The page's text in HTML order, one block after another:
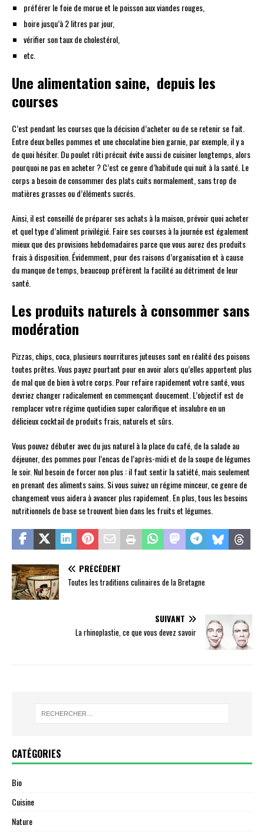
préférer le foie de morue et le poisson aux viandes rouges,
boire jusqu’à 2 litres par jour,
vérifier son taux de cholestérol,
etc.
Une alimentation saine, depuis les
courses
C’est pendant les courses que la décision d’acheter ou de se retenir se fait.
Entre deux belles pommes et une chocolatine bien garnie, par exemple, il y a
de quoi hésiter. Du poulet rôti précuit évite aussi de cuisiner longtemps, alors
pourquoi ne pas en acheter ? C’est ce genre d’habitude qui nuit à la santé. Le
corps a besoin de consommer des plats cuits normalement, sans trop de
matières grasses ou d’éléments sucrés.
Ainsi, il est conseillé de préparer ses achats à la maison, prévoir quoi acheter
et quel type d’aliment privilégié. Faire ses courses à la journée est également
mieux que des provisions hebdomadaires parce que vous aurez des produits
frais à disposition. Évidemment, pour des raisons d’organisation et à cause
du manque de temps, beaucoup préfèrent la facilité au détriment de leur
santé.
Les produits naturels à consommer sans
modération
Pizzas, chips, coca, plusieurs nourritures juteuses sont en réalité des poisons
toutes prêtes. Vous payez pourtant pour en avoir alors qu’elles apportent plus
de mal que de bien à votre corps. Pour refaire rapidement votre santé, vous
devriez changer radicalement en commençant doucement. L’objectif est de
remplacer votre régime quotidien super calorifique et insalubre en un
délicieux cocktail de produits frais, naturels et sûrs.
Vous pouvez débuter avec du jus naturel à la place du café, de la salade au
déjeuner, des pommes pour l’encas de l’après-midi et de la soupe de légumes
le soir. Nul besoin de forcer non plus : il faut sentir la satiété, mais seulement
en prenant des aliments sains. Si vous suivez un régime minceur, ce genre de
changement vous aidera à avancer plus rapidement. En plus, tous les besoins
nutritionnels de base se trouvent bien dans les fruits et légumes.
PRÉCÉDENT
Toutes les traditions culinaires de la Bretagne
SUIVANT
La rhinoplastie, ce que vous devez savoir
CATÉGORIES
Bio
Cuisine
Nature